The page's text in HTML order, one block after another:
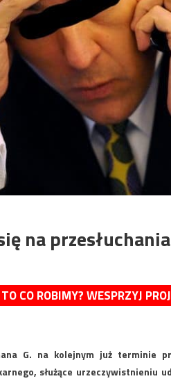
na
CO ROBIMY? WESPRZYJ
G. na kolejnym już terminie
służące urzeczywistnieniu